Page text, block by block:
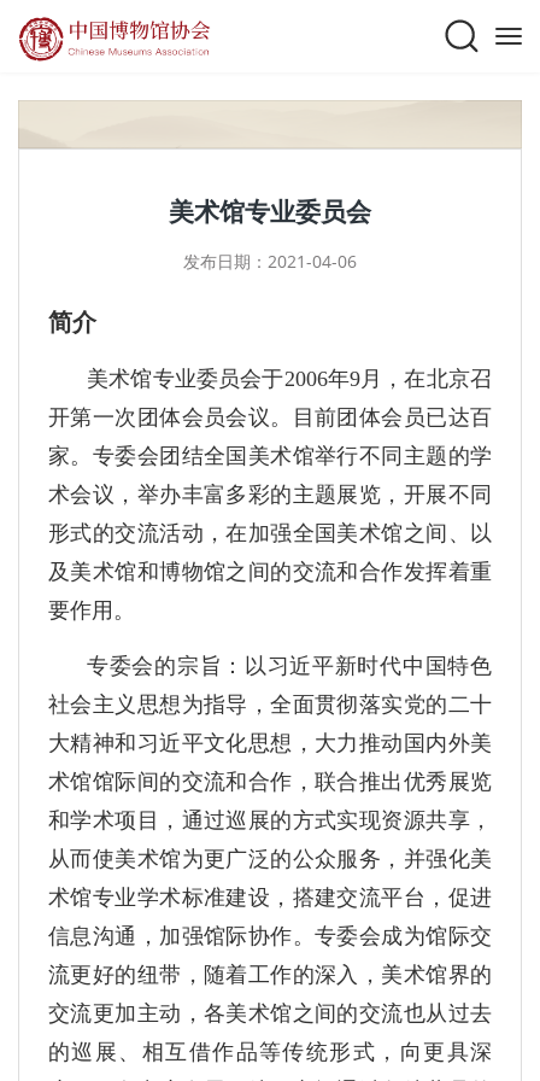
美术馆专业委员会
发布日期：2021-04-06
简介
美术馆专业委员会于2006年9月，在北京召
开第一次团体会员会议。目前团体会员已达百
家。专委会团结全国美术馆举行不同主题的学
术会议，举办丰富多彩的主题展览，开展不同
形式的交流活动，在加强全国美术馆之间、以
及美术馆和博物馆之间的交流和合作发挥着重
要作用。
专委会的宗旨：以习近平新时代中国特色
社会主义思想为指导，全面贯彻落实党的二十
大精神和习近平文化思想，大力推动国内外美
术馆馆际间的交流和合作，联合推出优秀展览
和学术项目，通过巡展的方式实现资源共享，
从而使美术馆为更广泛的公众服务，并强化美
术馆专业学术标准建设，搭建交流平台，促进
信息沟通，加强馆际协作。专委会成为馆际交
流更好的纽带，随着工作的深入，美术馆界的
交流更加主动，各美术馆之间的交流也从过去
的巡展、相互借作品等传统形式，向更具深